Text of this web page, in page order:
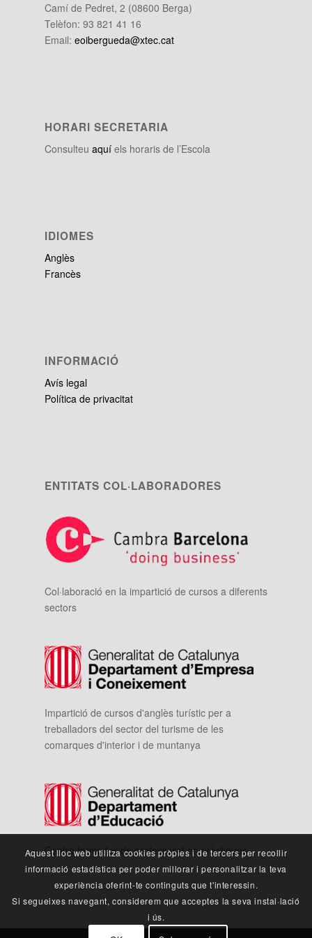
Camí de Pedret, 2 (08600 Berga)
Telèfon: 93 821 41 16
Email: eoibergueda@xtec.cat
HORARI SECRETARIA
Consulteu aquíels horaris de l’Escola
IDIOMES
Anglès
Francès
INFORMACIÓ
Avís legal
Política de privacitat
ENTITATS COL·LABORADORES
Col·laboració en la impartició de cursos a diferents
sectors
Impartició de cursos d'anglès turístic per a
treballadors del sector del turisme de les
comarques d'interior i de muntanya
Centre formador de professorat en pràctiques
Aquest lloc web utilitza cookies pròpies i de tercers per recollir
informació estadística per poder millorar i personalitzar la teva
experiència oferint-te continguts que t'interessin.
Si segueixes navegant, considerem que acceptes la seva instal·lació
i ús.